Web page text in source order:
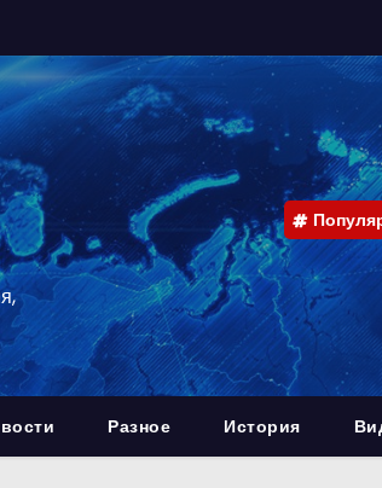
Разное История